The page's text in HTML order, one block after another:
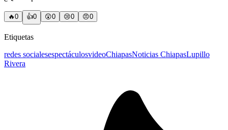
🔥0 👍0 😲0 😢0 😠0
Etiquetas
redes socialesespectáculosvideoChiapasNoticias ChiapasLupillo
Rivera